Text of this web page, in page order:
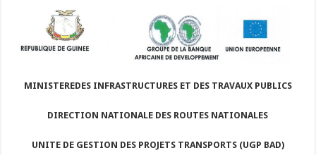
MINISTEREDES INFRASTRUCTURES ET DES TRAVAUX PUBLICS
DIRECTION NATIONALE DES ROUTES NATIONALES
UNITE DE GESTION DES PROJETS TRANSPORTS (UGP BAD)